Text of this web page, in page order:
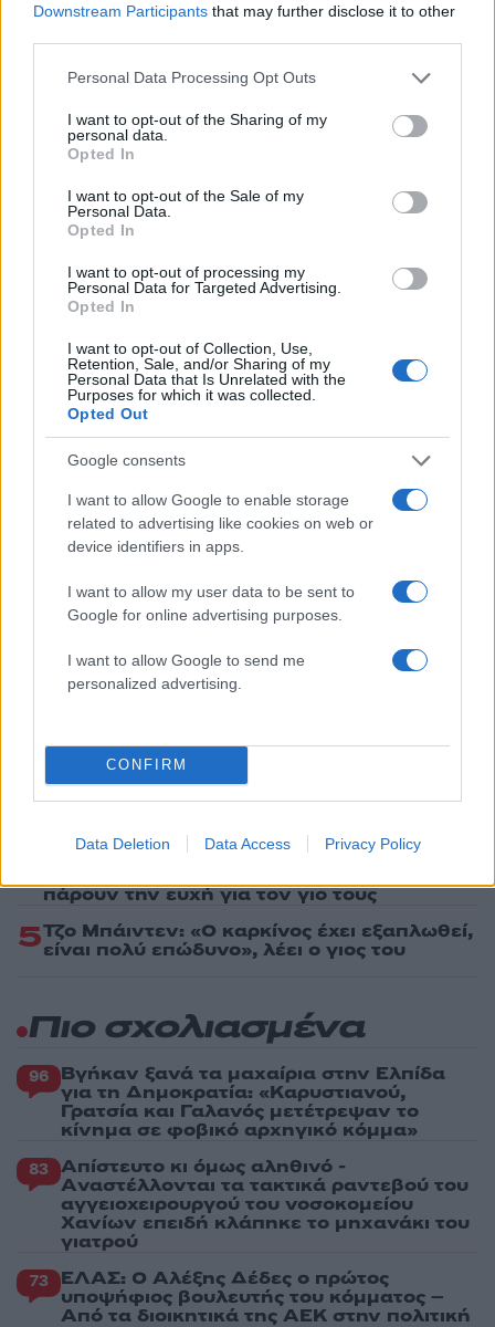
Downstream Participants that may further disclose it to other
Please note that this website/app uses one or more Google
not limited to your visit or usage behaviour. You may click to
grant or deny consent to Google and its third-party tags to
use your data for below specified purposes in below Google
consent section.
Personal Data Processing Opt Outs
I want to opt-out of the Sharing of my
personal data.
Opted In
I want to opt-out of the Sale of my
Personal Data.
Opted In
I want to opt-out of processing my
Personal Data for Targeted Advertising.
Opted In
I want to opt-out of Collection, Use,
Retention, Sale, and/or Sharing of my
Personal Data that Is Unrelated with the
Purposes for which it was collected.
Opted Out
Google consents
I want to allow Google to enable storage
related to advertising like cookies on web or
device identifiers in apps.
I want to allow my user data to be sent to
Google for online advertising purposes.
I want to allow Google to send me
personalized advertising.
CONFIRM
Data Deletion Data Access Privacy Policy
50 /50
Υποβολή σχολίου
Όροι Χρήσης . Το site προστατεύεται από reCAPTCHA, ισχύουν
Lifestyle
Share:
Ακολουθήστε το Νewsit.gr στο
ενημερωθείτε πρώτοι για όλη την ειδησεογραφία και τα
τελευταία νέατης ημέρας
Πιο δημοφιλή
Κωνσταντίνος Αργυρός και Αλεξάνδρα
Νίκα κάνουν διακοπές με πολυτελές γιοτ
με τα δύο παιδιά τους
έπαιζε Τσιτσάνη στο Φισκάρδο και τους
πρότεινε συνεργασία
3Θρήνος για τον Λιονέλ Μέσι – Πέθανε ο
Ελίζαμπεθ Ελέτσι και Νεκτάριος Λεμονίδης
πάρουν την ευχή για τον γιο τους
5Τζο Μπάιντεν: «Ο καρκίνος έχει εξαπλωθεί,
είναι πολύ επώδυνο», λέει ο γιος του
Πιο σχολιασμένα
96 Βγήκαν ξανά τα μαχαίρια στην Ελπίδα
για τη Δημοκρατία: «Καρυστιανού,
Γρατσία και Γαλανός μετέτρεψαν το
κίνημα σε φοβικό αρχηγικό κόμμα»
83 Απίστευτο κι όμως αληθινό -
Aναστέλλονται τα τακτικά ραντεβού του
αγγειοχειρουργού του νοσοκομείου
Χανίων επειδή κλάπηκε το μηχανάκι του
γιατρού
73 ΕΛΑΣ: Ο Αλέξης Δέδες ο πρώτος
υποψήφιος βουλευτής του κόμματος –
Από τα διοικητικά της ΑΕΚ στην πολιτική